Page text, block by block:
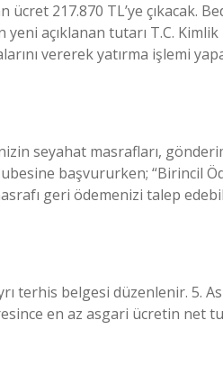
217.870 TL’ye çıkacak.
açıklanan tutarı T.C. Kimlik
vererek yatırma işlemi
seyahat masrafları,
başvururken; “Birincil
geri ödemenizi talep
terhis belgesi düzenlenir. 5.
en az asgari ücretin net